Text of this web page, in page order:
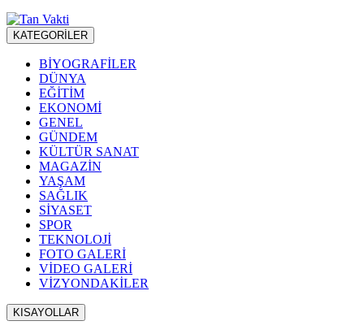
KATEGORİLER
BİYOGRAFİLER
DÜNYA
EĞİTİM
EKONOMİ
GENEL
GÜNDEM
KÜLTÜR SANAT
MAGAZİN
YAŞAM
SAĞLIK
SİYASET
SPOR
TEKNOLOJİ
FOTO GALERİ
VİDEO GALERİ
VİZYONDAKİLER
KISAYOLLAR